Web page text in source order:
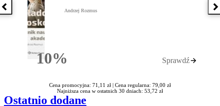
Poprzednia książka
10%Rabatu
Andrzej Rozmus
Sprawdź
Cena promocyjna: 71,11 zł | Cena regularna: 79,00 zł
Najniższa cena w ostatnich 30 dniach: 53,72 zł
Ostatnio dodane